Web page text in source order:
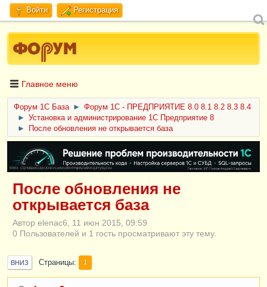
Войти Регистрация
Главное меню
Форум 1C База ►
Форум 1С - ПРЕДПРИЯТИЕ 8.0 8.1 8.2 8.3 8.4
►
Установка и администрирование 1С Предприятие 8
►
После обновления не открывается база
ERID: CQH36pWzJqVJD4xVLsnhcU4hVPNjkBZe8KKxjJiYySyZAz
После обновления не
открывается база
Автор elenac6, 11 июн 2015, 09:59
0 Пользователей и 1 гость просматривают эту тему.
ВНИЗ Страницы 1